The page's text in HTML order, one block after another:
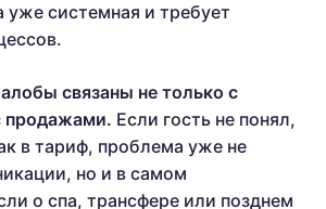
уже системная и требует
связаны не только с
продажами. Если гость не понял,
в тариф, проблема уже не
но и в самом
о спа, трансфере или позднем